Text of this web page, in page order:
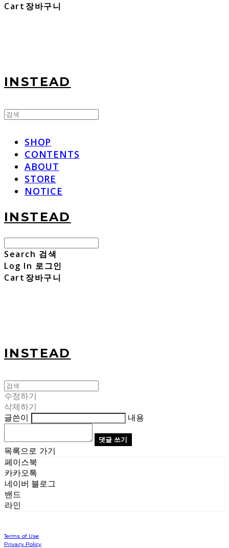
Cart 장바구니
INSTEAD
SHOP
CONTENTS
ABOUT
STORE
NOTICE
INSTEAD
Search 검색
Log In 로그인
Cart 장바구니
INSTEAD
수정하기
삭제하기
글쓴이
내용
댓글 쓰기
목록으로 가기
페이스북
카카오톡
네이버 블로그
밴드
라인
Terms of Use
Privacy Policy